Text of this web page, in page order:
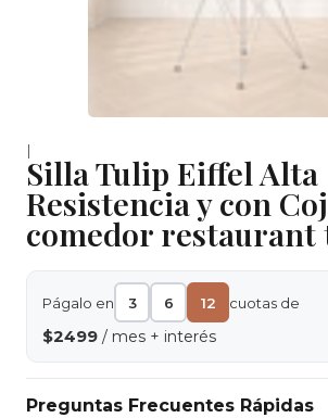
|
Silla Tulip Eiffel Alta
Resistencia y con
comedor restaurant
Págalo en 3 6 12 cuotas de
$2499 / mes + interés
Preguntas Frecuentes Rápidas